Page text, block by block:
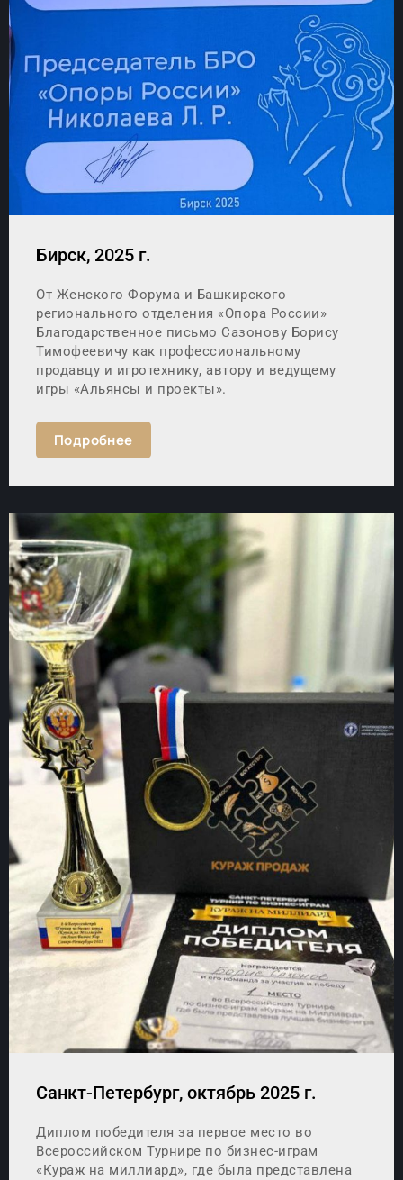
Бирск, 2025 г.
От Женского Форума и Башкирского
регионального отделения «Опора России»
Благодарственное письмо Сазонову Борису
Тимофеевичу как профессиональному
продавцу и игротехнику, автору и ведущему
игры «Альянсы и проекты».
Подробнее
Санкт-Петербург, октябрь 2025 г.
Диплом победителя за первое место во
Всероссийском Турнире по бизнес-играм
«Кураж на миллиард», где была представлена